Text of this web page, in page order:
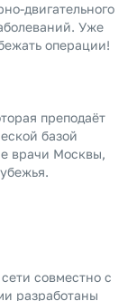
двигательного
Уже
операции!
преподаёт
базой
врачи Москвы,
совместно с
разработаны